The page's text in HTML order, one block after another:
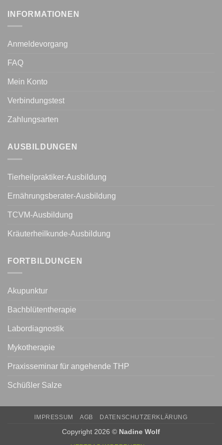
INFORMATIONEN
Anmeldevorgang
FAQ
Mein Konto
Verbindungstest
Zahlungsarten
AUSBILDUNGEN
Tierheilpraktiker-Ausbildung
Ernährungsberater-Ausbildung
TCVM-Ausbildung
Kräuterheilkunde-Ausbildung
FORTBILDUNGEN
Akupunktur
Bachblütentherapie
Labordiagnostik
Mykotherapie
Praxisseminar für angehende THP
Schüßler Salze
IMPRESSUM AGB DATENSCHUTZERKLÄRUNG
Copyright 2026 © Nadine Wolf